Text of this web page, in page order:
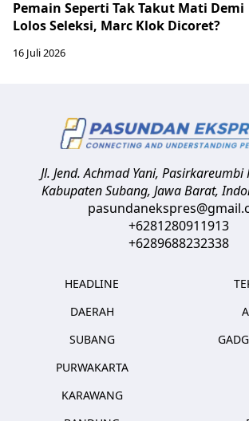
Pemain Seperti Tak Takut Mati Demi
Lolos Seleksi, Marc Klok Dicoret?
16 Juli 2026
Jl. Jend. Achmad Yani, Pasirkareumbi
Kabupaten Subang, Jawa Barat,
+6281280911913
+6289688232338
HEADLINE
DAERAH
SUBANG
PURWAKARTA
KARAWANG